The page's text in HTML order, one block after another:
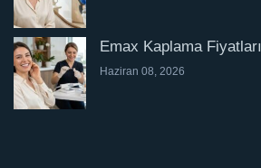
Emax Kaplama Fiyatları
Haziran 08, 2026